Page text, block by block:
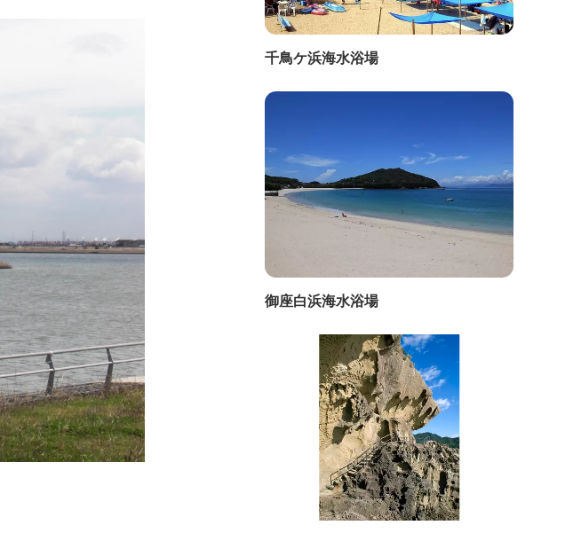
千鳥ケ浜海水浴場
御座白浜海水浴場